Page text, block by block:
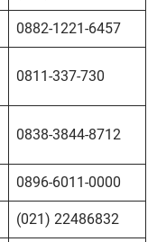
0882-1221-6457
0811-337-730
0838-3844-8712
0896-6011-0000
(021) 22486832